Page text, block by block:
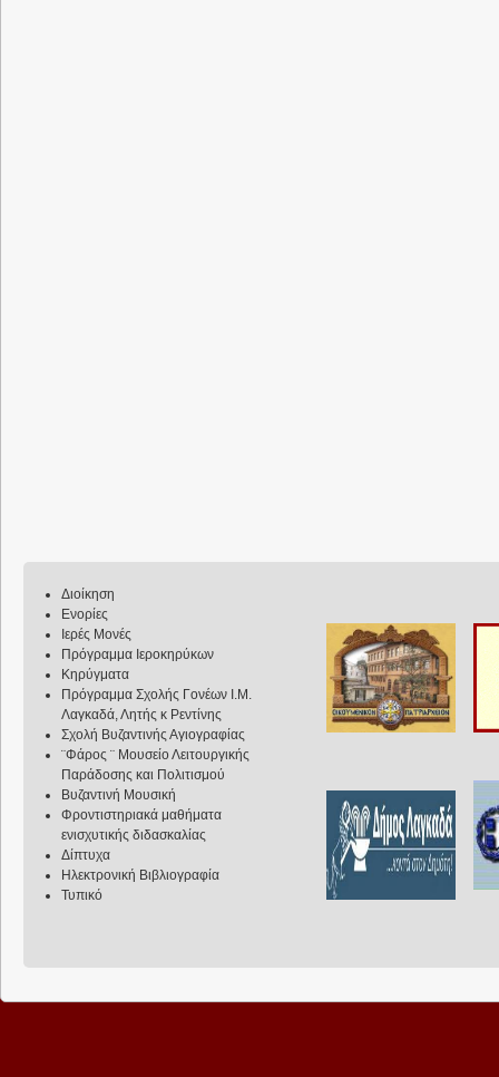
Διοίκηση
Ενορίες
Ιερές Μονές
Πρόγραμμα Ιεροκηρύκων
Κηρύγματα
Πρόγραμμα Σχολής Γονέων Ι.Μ.
Λαγκαδά, Λητής κ Ρεντίνης
Σχολή Βυζαντινής Αγιογραφίας
¨Φάρος ¨ Μουσείο Λειτουργικής
Παράδοσης και Πολιτισμού
Βυζαντινή Μουσική
Φροντιστηριακά μαθήματα
ενισχυτικής διδασκαλίας
Δίπτυχα
Ηλεκτρονική Βιβλιογραφία
Τυπικό